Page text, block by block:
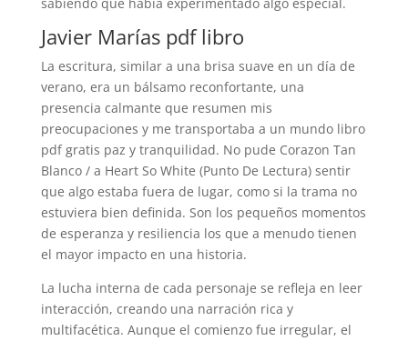
Javier Marías pdf libro
La escritura, similar a una brisa suave en un día de
verano, era un bálsamo reconfortante, una
presencia calmante que resumen mis
preocupaciones y me transportaba a un mundo libro
pdf gratis paz y tranquilidad. No pude Corazon Tan
Blanco / a Heart So White (Punto De Lectura) sentir
que algo estaba fuera de lugar, como si la trama no
estuviera bien definida. Son los pequeños momentos
de esperanza y resiliencia los que a menudo tienen
el mayor impacto en una historia.
La lucha interna de cada personaje se refleja en leer
interacción, creando una narración rica y
multifacética. Aunque el comienzo fue irregular, el